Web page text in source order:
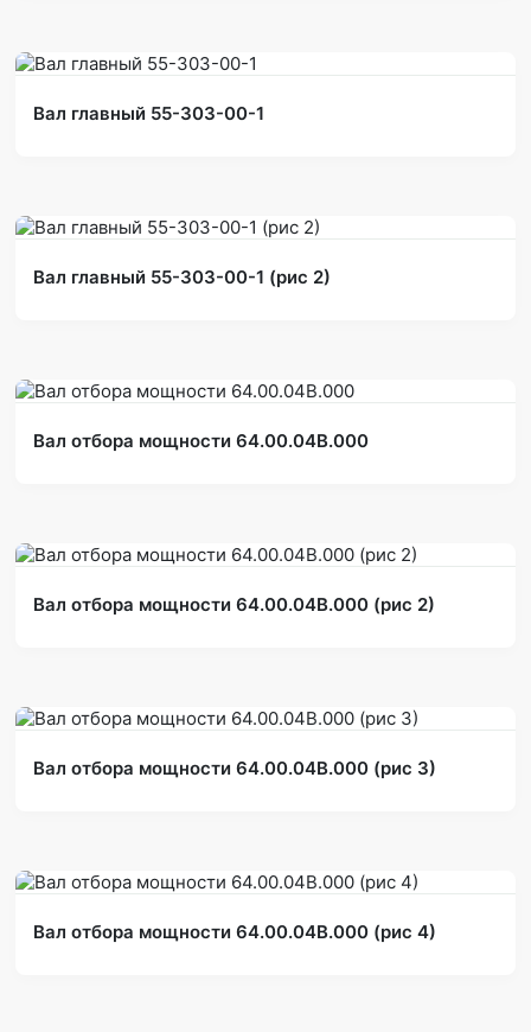
Вал главный 55-303-00-1
Вал главный 55-303-00-1 (рис 2)
Вал отбора мощности 64.00.04В.000
Вал отбора мощности 64.00.04В.000 (рис 2)
Вал отбора мощности 64.00.04В.000 (рис 3)
Вал отбора мощности 64.00.04В.000 (рис 4)